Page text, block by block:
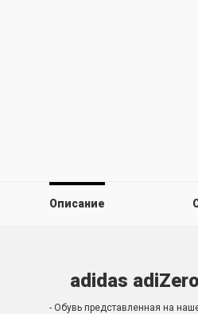
Описание
adidas
- Обувь представленная на